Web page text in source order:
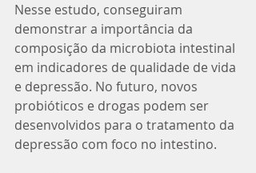
Nesse estudo, conseguiram
demonstrar a importância da
composição da microbiota intestinal
em indicadores de qualidade de vida
e depressão. No futuro, novos
probióticos e drogas podem ser
desenvolvidos para o tratamento da
depressão com foco no intestino.